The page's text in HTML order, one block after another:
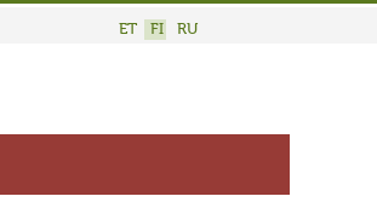
ET FI RU